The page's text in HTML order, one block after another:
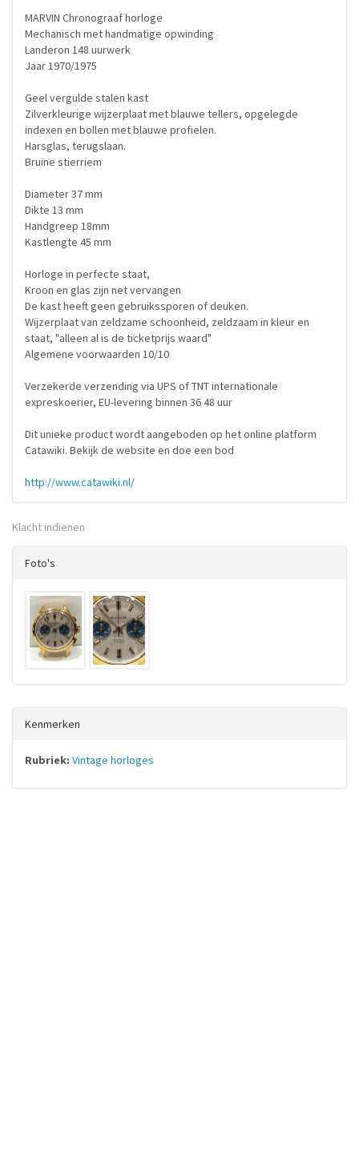
MARVIN Chronograaf horloge
Mechanisch met handmatige opwinding
Landeron 148 uurwerk
Jaar 1970/1975
Geel vergulde stalen kast
Zilverkleurige wijzerplaat met blauwe tellers, opgelegde
indexen en bollen met blauwe profielen.
Harsglas, terugslaan.
Bruine stierriem
Diameter 37 mm
Dikte 13 mm
Handgreep 18mm
Kastlengte 45 mm
Horloge in perfecte staat,
Kroon en glas zijn net vervangen
De kast heeft geen gebruikssporen of deuken.
Wijzerplaat van zeldzame schoonheid, zeldzaam in kleur en
staat, "alleen al is de ticketprijs waard"
Algemene voorwaarden 10/10
Verzekerde verzending via UPS of TNT internationale
expreskoerier, EU-levering binnen 36 48 uur
Dit unieke product wordt aangeboden op het online platform
Catawiki. Bekijk de website en doe een bod
http://www.catawiki.nl/
Klacht indienen
Foto's
Kenmerken
Rubriek: Vintage horloges